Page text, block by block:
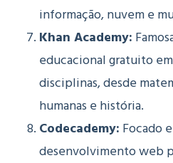
informação, nuvem e
Khan Academy:
educacional gratuito
disciplinas, desde
humanas e história.
Codecademy: Focado
desenvolvimento web